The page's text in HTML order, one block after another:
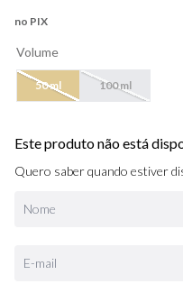
no PIX
Volume
50 ml 100 ml
Este produto não está
Quero saber quando estiver